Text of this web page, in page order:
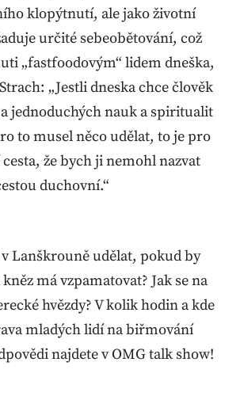
klopýtnutí, ale jako životní
určité sebeobětování, což
„fastfoodovým“ lidem dneška,
„Jestli dneska chce člověk
jednoduchých nauk a spiritualit
to musel něco udělat, to je pro
že bych ji nemohl nazvat
duchovní.“
Lanškrouně udělat, pokud by
má vzpamatovat? Jak se na
hvězdy? V kolik hodin a kde
mladých lidí na biřmování
najdete v OMG talk show!